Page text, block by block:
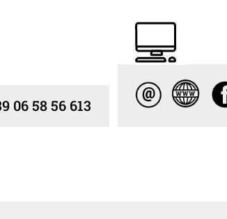
06 58 56 613